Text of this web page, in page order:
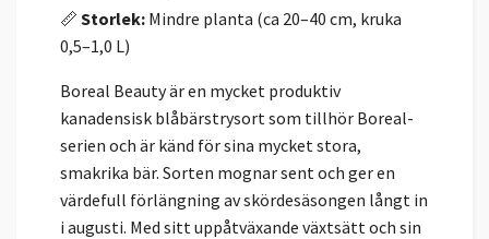
📏 Storlek: Mindre planta (ca 20–40 cm, kruka
0,5–1,0 L)
Boreal Beauty är en mycket produktiv
kanadensisk blåbärstrysort som tillhör Boreal-
serien och är känd för sina mycket stora,
smakrika bär. Sorten mognar sent och ger en
värdefull förlängning av skördesäsongen långt in
i augusti. Med sitt uppåtväxande växtsätt och sin